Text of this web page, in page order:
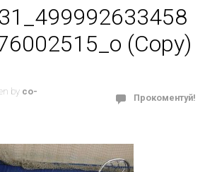
(Copy)
by co-
Прокоментуй!